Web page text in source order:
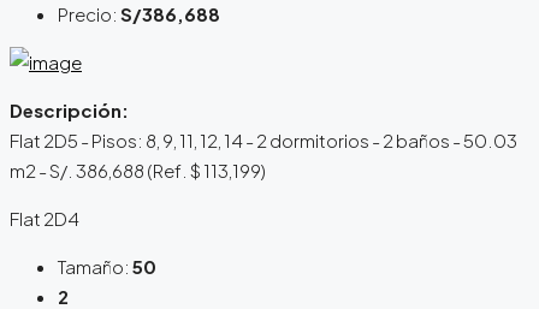
Precio: S/386,688
Descripción:
Flat 2D5 - Pisos: 8, 9, 11, 12, 14 - 2 dormitorios - 2 baños - 50.03
m2 - S/. 386,688 (Ref. $ 113,199)
Flat 2D4
Tamaño: 50
2